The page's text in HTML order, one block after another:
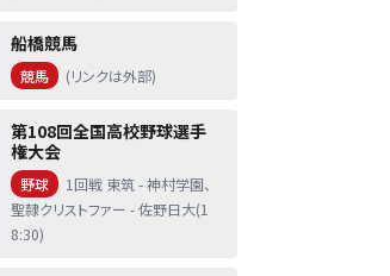
船橋競馬
競馬 (リンクは外部)
第108回全国高校野球選手
権大会
野球
1回戦 東筑 - 神村学園、
聖隷クリストファー - 佐野日大(1
8:30)